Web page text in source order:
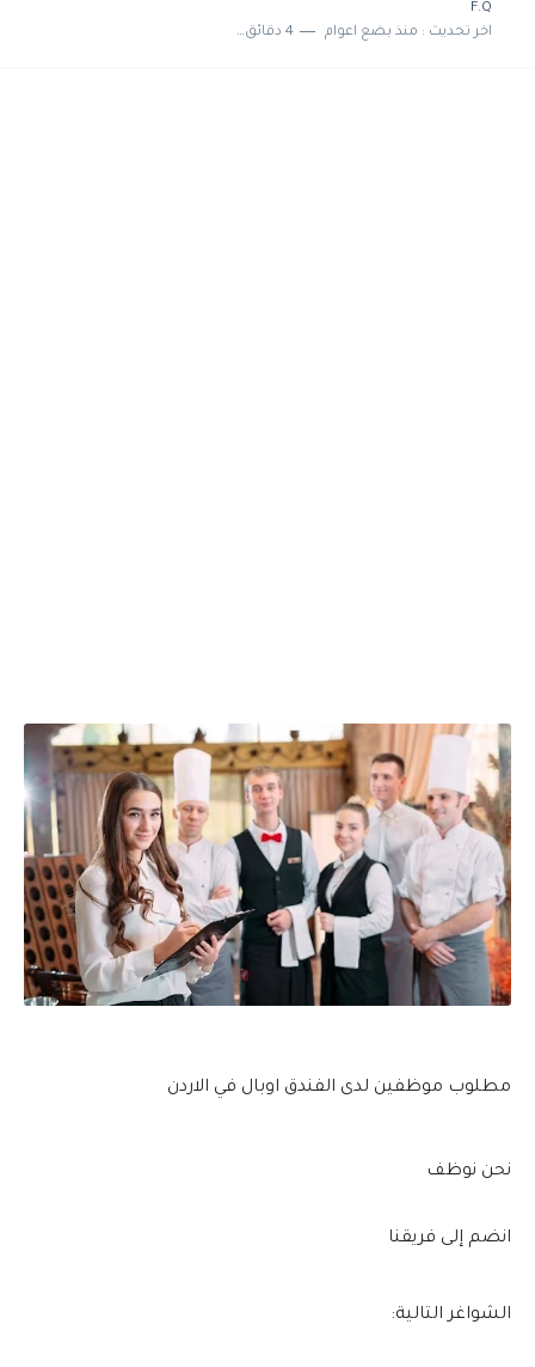
F.Q
اخر تحديث : منذ بضع اعوام 4 دقائق للقراءة
مطلوب موظفين لدى الفندق اوبال في الاردن
نحن نوظف
انضم إلى فريقنا
الشواغر التالية: